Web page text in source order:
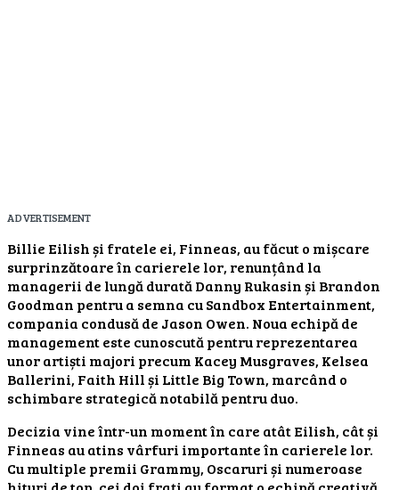
ADVERTISEMENT
Billie Eilish și fratele ei, Finneas, au făcut o mișcare
surprinzătoare în carierele lor, renunțând la
managerii de lungă durată Danny Rukasin și Brandon
Goodman pentru a semna cu Sandbox Entertainment,
compania condusă de Jason Owen. Noua echipă de
management este cunoscută pentru reprezentarea
unor artiști majori precum Kacey Musgraves, Kelsea
Ballerini, Faith Hill și Little Big Town, marcând o
schimbare strategică notabilă pentru duo.
Decizia vine într-un moment în care atât Eilish, cât și
Finneas au atins vârfuri importante în carierele lor.
Cu multiple premii Grammy, Oscaruri și numeroase